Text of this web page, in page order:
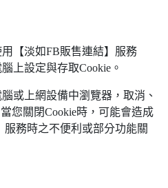
【淡如FB販售連結】服務
上設定與存取Cookie。
或上網設備中瀏覽器，取消、
您關閉Cookie時，可能會造成
務時之不便利或部分功能關